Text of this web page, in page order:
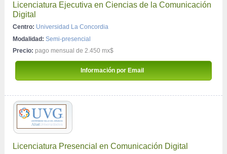
Licenciatura Ejecutiva en Ciencias de la Comunicación
Digital
Centro: Universidad La Concordia
Modalidad: Semi-presencial
Precio: pago mensual de 2.450 mx$
Información por Email
Licenciatura Presencial en Comunicación Digital